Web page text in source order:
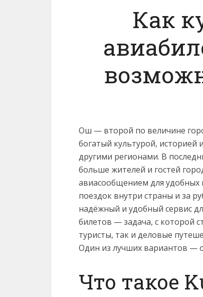
Как
Ош — второй по величине
богатый культурой, историей
другими регионами. В
больше жителей и гостей
авиасообщением для удобных
поездок внутри страны и за
надёжный и удобный сервис
билетов — задача, с которой
туристы, так и деловые
Один из лучших вариантов —
Что такое